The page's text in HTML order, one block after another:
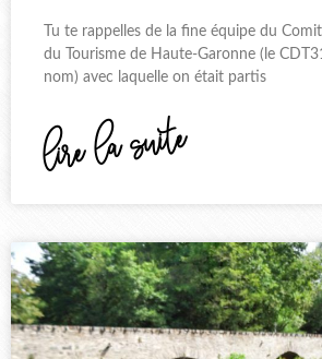
Tu te rappelles de la fine équipe du
du Tourisme de Haute-Garonne (le
nom) avec laquelle on était partis
lire la suite